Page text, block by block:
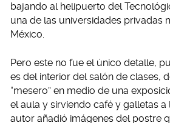
bajando al helipuerto del
una de las universidades privadas
México.
Pero este no fue el único detalle,
es del interior del salón de clases,
“mesero” en medio de una
el aula y sirviendo café y galletas a
autor añadió imágenes del postre